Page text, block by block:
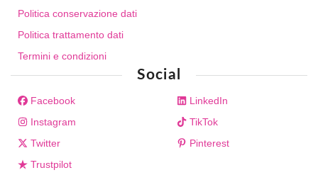
Politica conservazione dati
Politica trattamento dati
Termini e condizioni
Social
Facebook
Instagram
Twitter
Trustpilot
LinkedIn
TikTok
Pinterest